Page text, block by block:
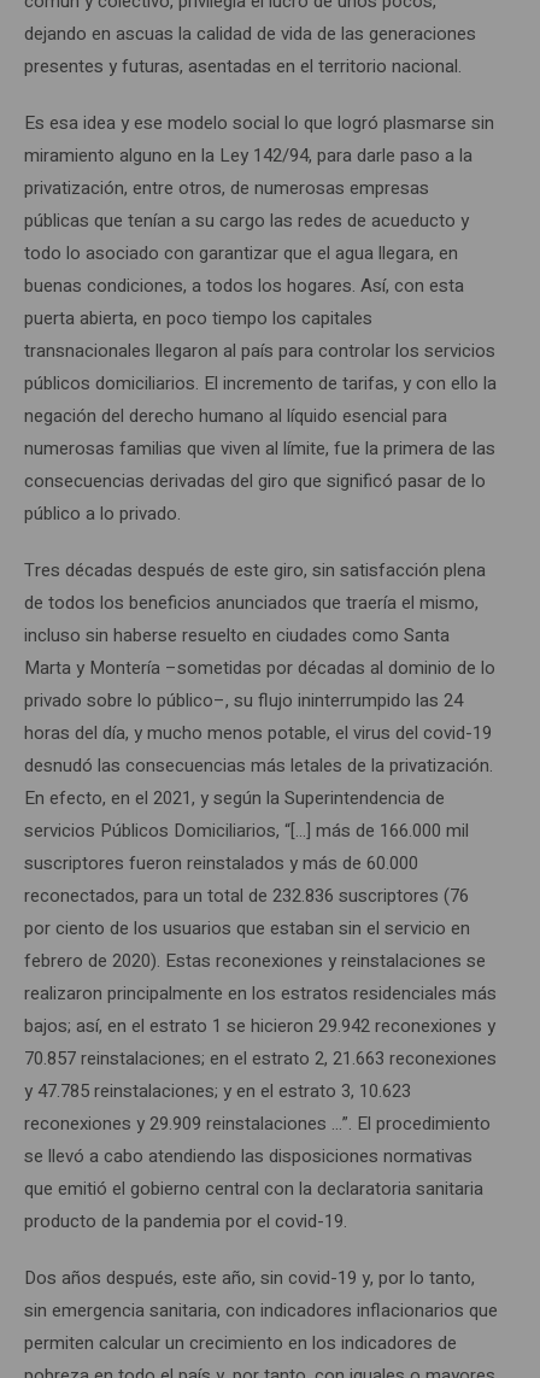
dejando en ascuas la calidad de vida de las generaciones
presentes y futuras, asentadas en el territorio nacional.
Es esa idea y ese modelo social lo que logró plasmarse sin
miramiento alguno en la Ley 142/94, para darle paso a la
privatización, entre otros, de numerosas empresas
públicas que tenían a su cargo las redes de acueducto y
todo lo asociado con garantizar que el agua llegara, en
buenas condiciones, a todos los hogares. Así, con esta
puerta abierta, en poco tiempo los capitales
transnacionales llegaron al país para controlar los servicios
públicos domiciliarios. El incremento de tarifas, y con ello la
negación del derecho humano al líquido esencial para
numerosas familias que viven al límite, fue la primera de las
consecuencias derivadas del giro que significó pasar de lo
público a lo privado.
Tres décadas después de este giro, sin satisfacción plena
de todos los beneficios anunciados que traería el mismo,
incluso sin haberse resuelto en ciudades como Santa
Marta y Montería –sometidas por décadas al dominio de lo
privado sobre lo público–, su flujo ininterrumpido las 24
horas del día, y mucho menos potable, el virus del covid-19
desnudó las consecuencias más letales de la privatización.
En efecto, en el 2021, y según la Superintendencia de
servicios Públicos Domiciliarios, “[…] más de 166.000 mil
suscriptores fueron reinstalados y más de 60.000
reconectados, para un total de 232.836 suscriptores (76
por ciento de los usuarios que estaban sin el servicio en
febrero de 2020). Estas reconexiones y reinstalaciones se
realizaron principalmente en los estratos residenciales más
bajos; así, en el estrato 1 se hicieron 29.942 reconexiones y
70.857 reinstalaciones; en el estrato 2, 21.663 reconexiones
y 47.785 reinstalaciones; y en el estrato 3, 10.623
reconexiones y 29.909 reinstalaciones …”. El procedimiento
se llevó a cabo atendiendo las disposiciones normativas
que emitió el gobierno central con la declaratoria sanitaria
producto de la pandemia por el covid-19.
Dos años después, este año, sin covid-19 y, por lo tanto,
sin emergencia sanitaria, con indicadores inflacionarios que
permiten calcular un crecimiento en los indicadores de